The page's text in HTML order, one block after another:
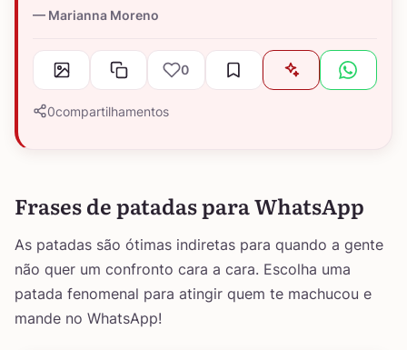
Marianna Moreno
0
0compartilhamentos
Frases de patadas para WhatsApp
As patadas são ótimas indiretas para quando a gente
não quer um confronto cara a cara. Escolha uma
patada fenomenal para atingir quem te machucou e
mande no WhatsApp!